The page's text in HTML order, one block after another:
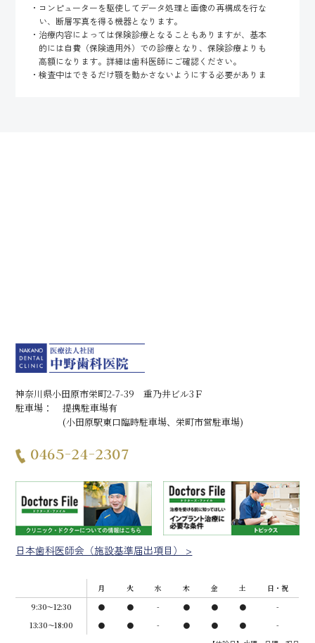
コンピューターを駆使してデータ処理と画像の再構成を行な
い、断層写真を得る機器となります。
治療内容によっては保険診療となることもありますが、基本
的には自費（保険適用外）での診療となり、保険診療よりも
高額になります。詳細は歯科医師にご確認ください。
検査中はできるだけ顎を動かさないようにする必要がありま
歯の厚さや薬剤の効果が現れにくい部分があることなどによ
り、白さにムラが出ることがあります。歯の形状には個人差
があるため、実際に施術をしないと結果はわかりかねます。
期間は、一般的に3～6ヵ月程度です。
施術後は、白さを維持するためのメンテナンスが必要になり
ます。
炭酸ガスレーザーを用いた治療にともなう一般的なリス
ク・副作用
虫歯の除去、歯周組織の切開・蒸散、口内炎の凝固層形成、
色素沈着の除去などに使用する機器となります。
治療内容によっては保険診療となることもありますが、基本
的には自費（保険適用外）での診療となり、保険診療よりも
高額になります。
症状によっては、適用できないことがあります。
位には適用できないことがあります。
このレーザー治療機を使ったことにより、病気が再発しない
というわけではありません。一般的な歯科治療を受けられた
気が再発することがあります。
神奈川県小田原市栄町2-7-39 重乃井ビル3Ｆ
駐車場：
提携駐車場有
(小田原駅東口臨時駐車場、栄町市営駐車場)
0465-24-2307
日本歯科医師会（施設基準届出項目） >
月 火 水 木 金 土
日・祝
9:30〜12:30
● ● - ● ● ●
-
13:30～18:00
● ● - ● ● ●
-